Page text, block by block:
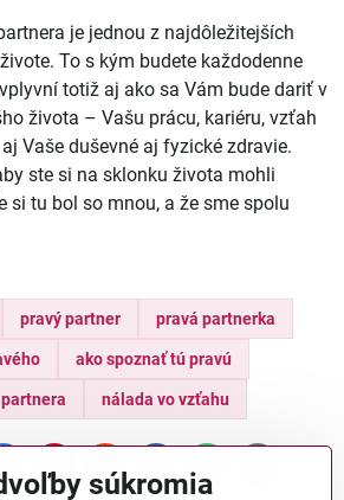
je jednou z najdôležitejších
To s kým budete každodenne
totiž aj ako sa Vám bude dariť v
života – Vašu prácu, kariéru, vzťah
Vaše duševné aj fyzické zdravie.
ste si na sklonku života mohli
si tu bol so mnou, a že sme spolu
pravý partner pravá partnerka
ako spoznať tú pravú
nálada vo vzťahu
BlueskyPinterestReddit LinkedIn
súkromia